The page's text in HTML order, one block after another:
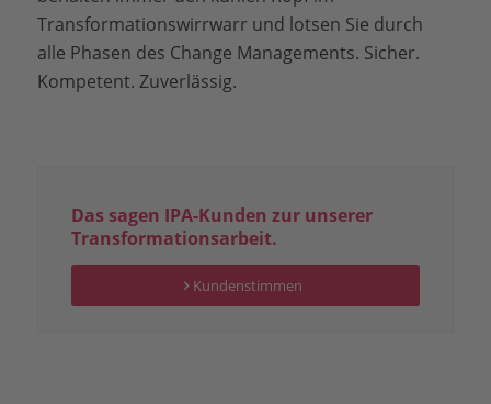
Transformationswirrwarr und lotsen Sie durch
alle Phasen des Change Managements. Sicher.
Kompetent. Zuverlässig.
Das sagen IPA-Kunden zur unserer
Transformationsarbeit.
Kundenstimmen